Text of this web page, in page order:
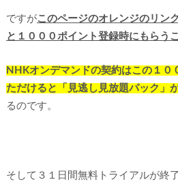
ですがこのページのオレンジのリン
と１０００ポイント登録時にもらう
NHKオンデマンドの契約はこの１０
ただけると「見逃し見放題パック」
るのです。
そして３１日間無料トライアルが終